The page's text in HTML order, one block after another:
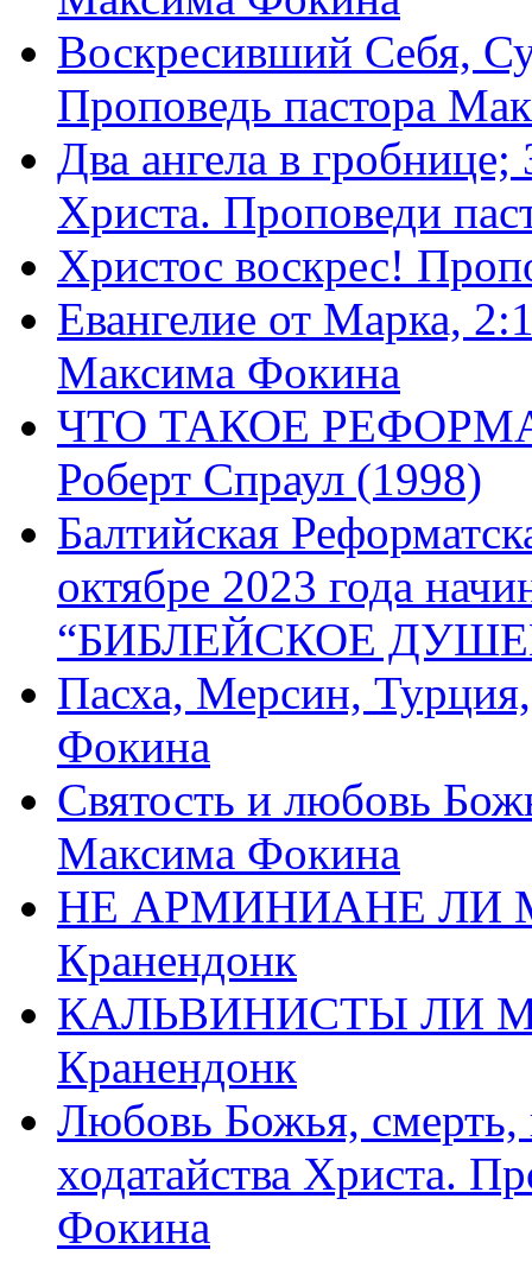
Воскресивший Себя,
Проповедь пастора
Два ангела в
Христа. Проповеди
Христос воскрес!
Евангелие от Марка,
Максима Фокина
ЧТО ТАКОЕ
Роберт Спраул (1998)
Балтийская
октябре 2023 года
“БИБЛЕЙСКОЕ
Пасха, Мерсин,
Фокина
Святость и любовь
Максима Фокина
НЕ АРМИНИАНЕ ЛИ
Кранендонк
КАЛЬВИНИСТЫ ЛИ
Кранендонк
Любовь Божья, смерть,
ходатайства Христа.
Фокина